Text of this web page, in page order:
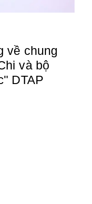
về chung
và bộ
DTAP